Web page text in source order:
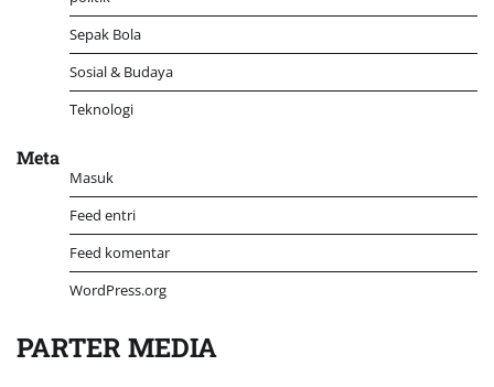
Sepak Bola
Sosial & Budaya
Teknologi
Meta
Masuk
Feed entri
Feed komentar
WordPress.org
PARTER MEDIA